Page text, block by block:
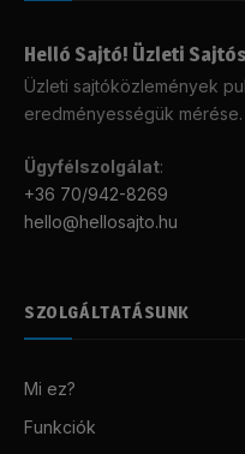
Helló Sajtó! Üzleti
Üzleti sajtóközlemények
eredményességük mérése.
Ügyfélszolgálat:
+36 70/942-8269
hello@hellosajto.hu
SZOLGÁLTATÁSUNK
Mi ez?
Funkciók